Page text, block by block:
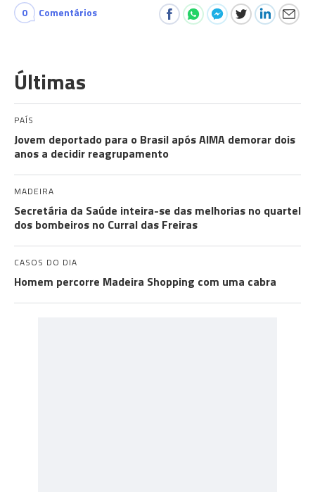
0 Comentários
Últimas
PAÍS
Jovem deportado para o Brasil após AIMA demorar dois
anos a decidir reagrupamento
MADEIRA
Secretária da Saúde inteira-se das melhorias no quartel
dos bombeiros no Curral das Freiras
CASOS DO DIA
Homem percorre Madeira Shopping com uma cabra